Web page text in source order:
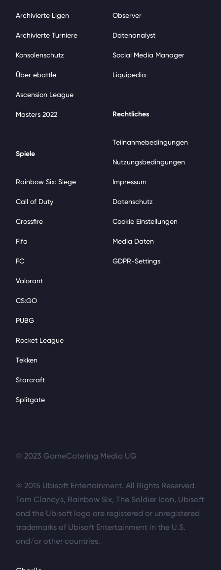
Archivierte Ligen
Archivierte Turniere
Konsolenschutz
Über ebattle
Ascension League
Masters 2022
Spiele
Rainbow Six: Siege
Call of Duty
Crossfire
Fifa
FC
Valorant
CS:GO
PUBG
Rocket League
Tekken
Starcraft
Splitgate
Observer
Datenanalyst
Social Media Manager
Liquipedia
Rechtliches
Teilnahmebedingungen
Nutzungsbedingungen
Impressum
Datenschutz
Cookie Einstellungen
Media Daten
GDPR-Settings
© 2023 GameCatering Media UG
© 2015 Ubisoft Entertainment. All Rights Reserved.
Tom Clancy's, Rainbow Six, The Soldier Icon, Ubisoft
and the Ubisoft logo are registered or unregistered
trademarks of Ubisoft Entertainment in the U.S.
and/or other countries.